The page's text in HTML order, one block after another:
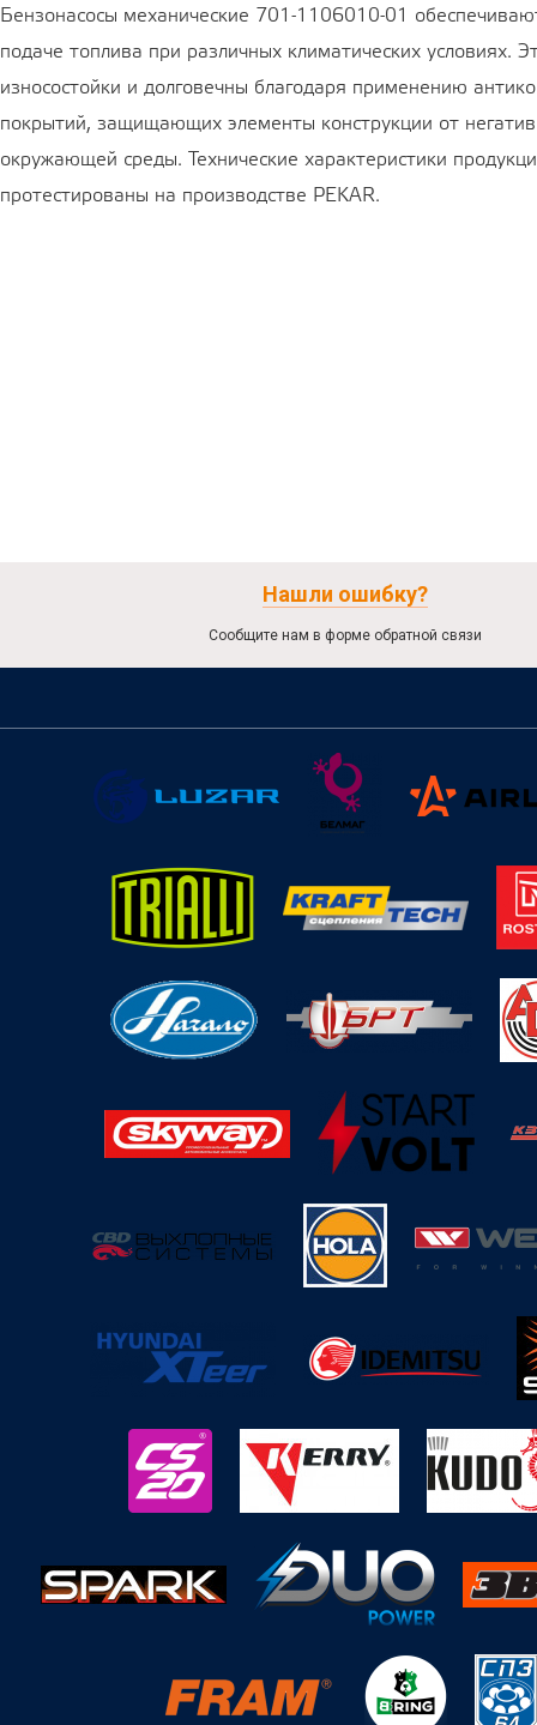
Бензонасосы механические 701-1106010-01
подаче топлива при различных климатических условиях.
износостойки и долговечны благодаря применению
покрытий, защищающих элементы конструкции от
окружающей среды. Технические характеристики
протестированы на производстве PEKAR.
Нашли ошибку?
Сообщите нам в форме обратной связи